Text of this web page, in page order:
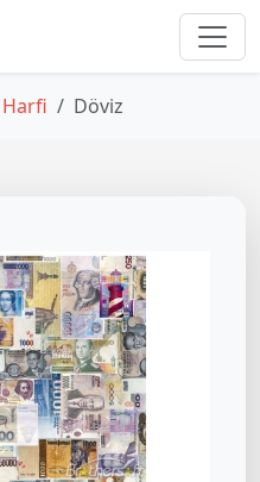
Döviz